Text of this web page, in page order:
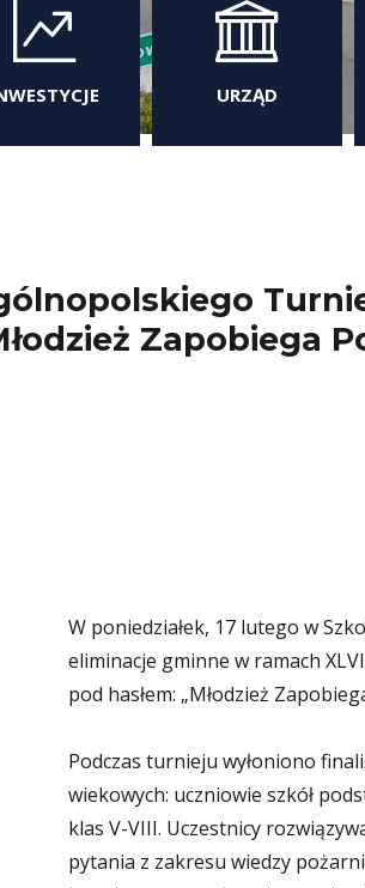
URZĄD
Zapobiega
W poniedziałek, 17 lutego w
eliminacje gminne w ramach
pod hasłem: „Młodzież
Podczas turnieju wyłoniono
wiekowych: uczniowie szkół
klas V-VIII. Uczestnicy
pytania z zakresu wiedzy